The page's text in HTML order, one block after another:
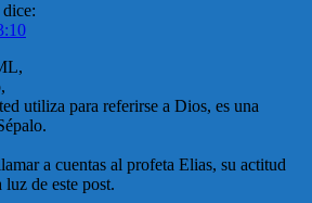
dice:
utiliza para referirse a Dios, es una
a cuentas al profeta Elias, su actitud
luz de este post.